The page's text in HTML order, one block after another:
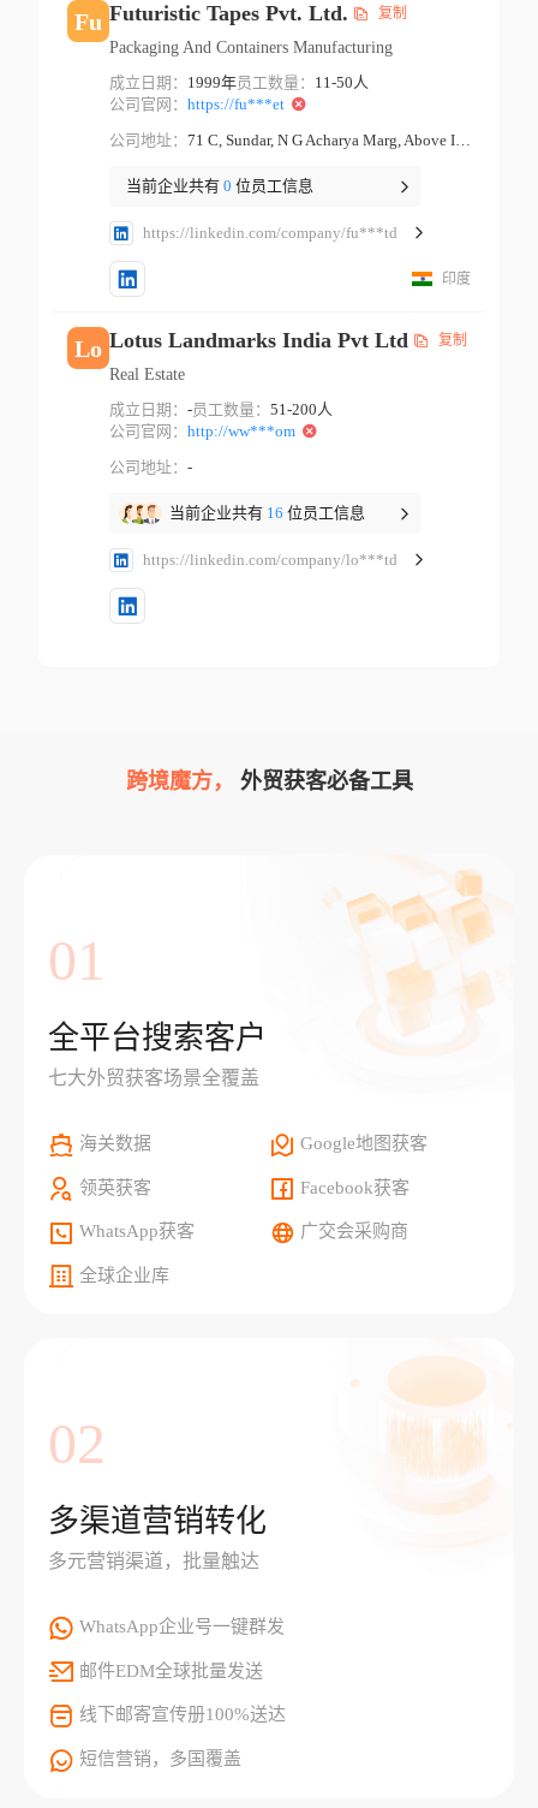
Fu Futuristic Tapes Pvt. Ltd. 复制
Packaging And Containers Manufacturing
成立日期： 1999年员工数量： 11-50人
公司官网： https://fu***et
公司地址：
71 C, Sundar, N G Acharya Marg, Above Indian Bank Mumbai Maharashtra
当前企业共有 0 位员工信息
https://linkedin.com/company/fu***td
印度
Lo Lotus Landmarks India Pvt Ltd 复制
Real Estate
成立日期： -员工数量： 51-200人
公司官网： http://ww***om
公司地址： -
当前企业共有 16 位员工信息
https://linkedin.com/company/lo***td
跨境魔方， 外贸获客必备工具
01
全平台搜索客户
七大外贸获客场景全覆盖
海关数据 Google地图获客
领英获客 Facebook获客
WhatsApp获客 广交会采购商
全球企业库
02
多渠道营销转化
多元营销渠道，批量触达
WhatsApp企业号一键群发
邮件EDM全球批量发送
线下邮寄宣传册100%送达
短信营销，多国覆盖